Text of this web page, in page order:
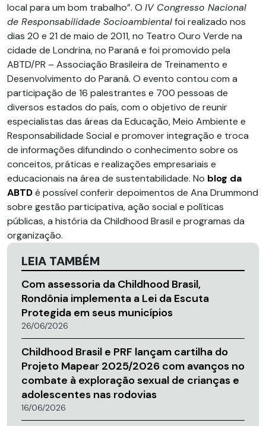
local para um bom trabalho”. O IV Congresso Nacional
de Responsabilidade Socioambientalfoi realizado nos
dias 20 e 21 de maio de 2011, no Teatro Ouro Verde na
cidade de Londrina, no Paraná e foi promovido pela
ABTD/PR – Associação Brasileira de Treinamento e
Desenvolvimento do Paraná. O evento contou com a
participação de 16 palestrantes e 700 pessoas de
diversos estados do país, com o objetivo de reunir
especialistas das áreas da Educação, Meio Ambiente e
Responsabilidade Social e promover integração e troca
de informações difundindo o conhecimento sobre os
conceitos, práticas e realizações empresariais e
educacionais na área de sustentabilidade. No blog da
ABTDé possível conferir depoimentos de Ana Drummond
sobre gestão participativa, ação social e políticas
públicas, a história da Childhood Brasil e programas da
organização.
LEIA TAMBÉM
Com assessoria da Childhood Brasil,
Rondônia implementa a Lei da Escuta
Protegida em seus municípios
26/06/2026
Childhood Brasil e PRF lançam cartilha do
Projeto Mapear 2025/2026 com avanços no
combate à exploração sexual de crianças e
adolescentes nas rodovias
16/06/2026